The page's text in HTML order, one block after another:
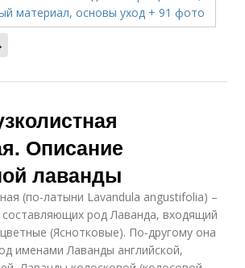
Описание
лаванды
(по-латыни Lavandula angustifolia) –
составляющих род Лаванда, входящий
(Яснотковые). По-другому она
именами Лаванды английской,